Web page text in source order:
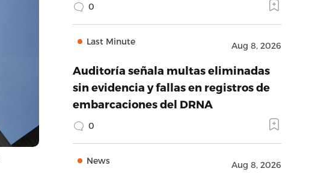
0
Last Minute Aug 8, 2026
Auditoría señala multas eliminadas
sin evidencia y fallas en registros de
embarcaciones del DRNA
0
News Aug 8, 2026